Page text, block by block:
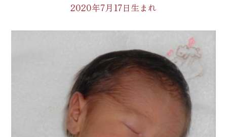
2020年7月17日生まれ